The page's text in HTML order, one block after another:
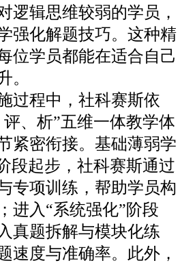
逻辑思维较弱的学员，
强化解题技巧。这种精
位学员都能在适合自己
。
过程中，社科赛斯依
、析”五维一体教学体
紧密衔接。基础薄弱学
段起步，社科赛斯通过
专项训练，帮助学员构
进入“系统强化”阶段
真题拆解与模块化练
速度与准确率。此外，